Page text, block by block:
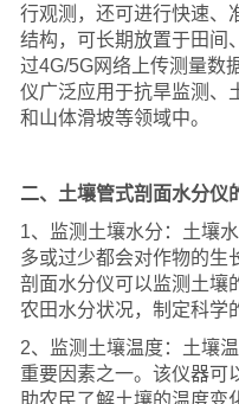
行观测，还可进行快速、
结构，可长期放置于田间
过4G/5G网络上传测量数
仪广泛应用于抗旱监测、
和山体滑坡等领域中。
二、土壤管式剖面水分仪
1、监测土壤水分：土壤
多或过少都会对作物的生
剖面水分仪可以监测土壤
农田水分状况，制定科学
2、监测土壤温度：土壤
重要因素之一。该仪器可